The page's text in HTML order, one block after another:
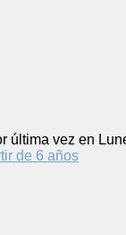
última vez en
de 6 años